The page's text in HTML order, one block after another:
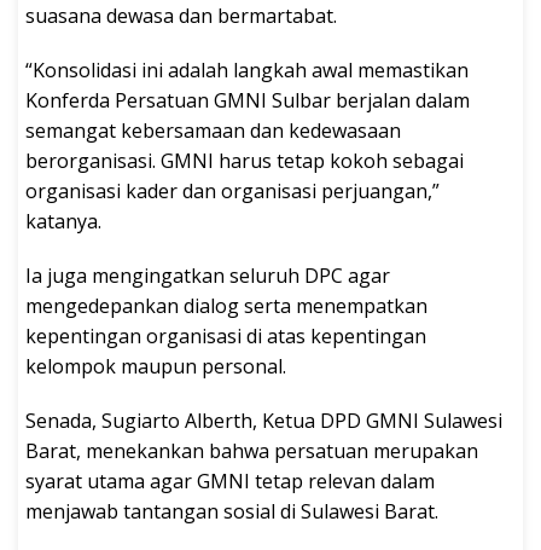
suasana dewasa dan bermartabat.
“Konsolidasi ini adalah langkah awal memastikan
Konferda Persatuan GMNI Sulbar berjalan dalam
semangat kebersamaan dan kedewasaan
berorganisasi. GMNI harus tetap kokoh sebagai
organisasi kader dan organisasi perjuangan,”
katanya.
Ia juga mengingatkan seluruh DPC agar
mengedepankan dialog serta menempatkan
kepentingan organisasi di atas kepentingan
kelompok maupun personal.
Senada, Sugiarto Alberth, Ketua DPD GMNI Sulawesi
Barat, menekankan bahwa persatuan merupakan
syarat utama agar GMNI tetap relevan dalam
menjawab tantangan sosial di Sulawesi Barat.